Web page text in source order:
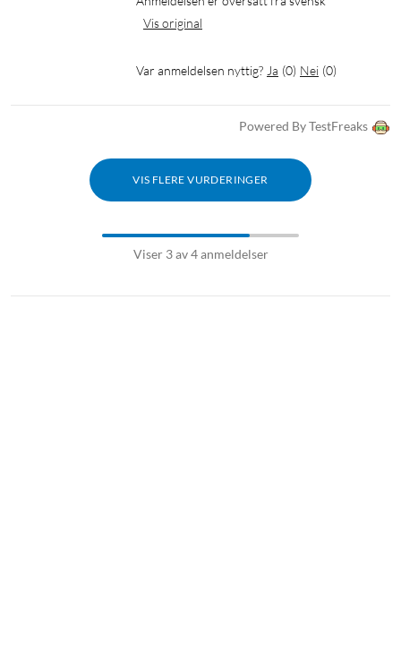
Batteritid: opptil 12 t ved 50 % volum
Vann- og støvbestandig: Ja (IP67)
Sound Outdoor-høyttaler
Xiaomi Sound Outdoor er ikke en profesjonell vanntett høyttaler og har kun
reduseres over tid og ved slitasje. Ikke lad den under vann eller i fuktige
omgivelser. Vannskader dekkes ikke av garantien.
Vis original
Var anmeldelsen nyttig? Ja (0) Nei (0)
Powered By TestFreaks
VIS FLERE VURDERINGER
Viser 3 av 4 anmeldelser